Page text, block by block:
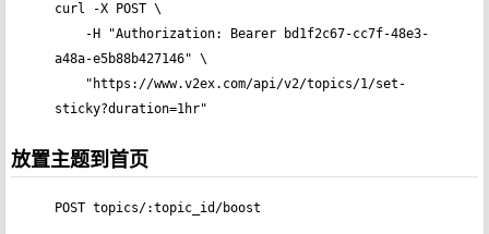
curl -X POST \
a48a-e5b88b427146" \
放置主题到首页
POST topics/:topic_id/boost